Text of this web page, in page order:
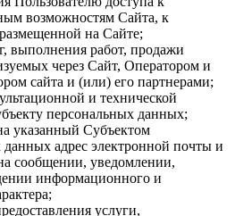
возможностям Сайта, к
на Сайте;
выполнения работ, продажи
через Сайт, Оператором и
сайта и (или) его партнерами;
и технической
персональных данных;
указанный Субъектом
адрес электронной почты и
сообщении, уведомлении,
информационного и
услуги,